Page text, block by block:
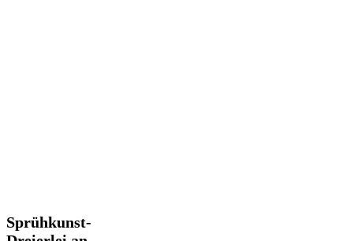
Sprühkunst-
Dreierlei
Sprühkunst-